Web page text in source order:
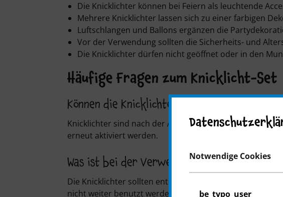
Die Knicklichter können bei Feiern als leuchtende
Mehrere Knicklichter lassen sich zu einer farbigen
Luftschlangen und Ballons ergänzen die
Vor der Verwendung sollten die Sicherheits- und
Die Knicklichter dürfen nicht geöffnet oder in den
Häufige Fragen zum Knicklicht-Set
Können die Knicklichter erneut verwendet
Knicklichter sind nach der Aktivierung nur für eine
erneut aktiviert werden.
Was ist bei der Verwendung zu beachten?
Die Knicklichter sollten entsprechend den Angaben auf
nicht weiter benutzt werden.
Notwendige Cookies
be_typo_user